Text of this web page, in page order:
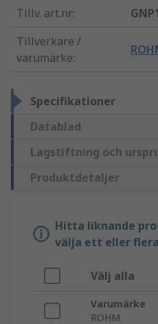
Tillv. art.nr:
Tillverkare /
varumärke:
Specifikationer
Datablad
Lagstiftning och
Produktdetaljer
Hitta liknande
välja ett eller
Välj alla
Varumärke
ROHM